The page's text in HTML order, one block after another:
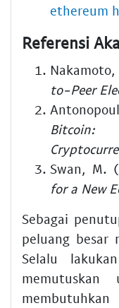
ethereum
Referensi
to-Peer
Swan, M.
for a New
Sebagai
peluang besar
Selalu